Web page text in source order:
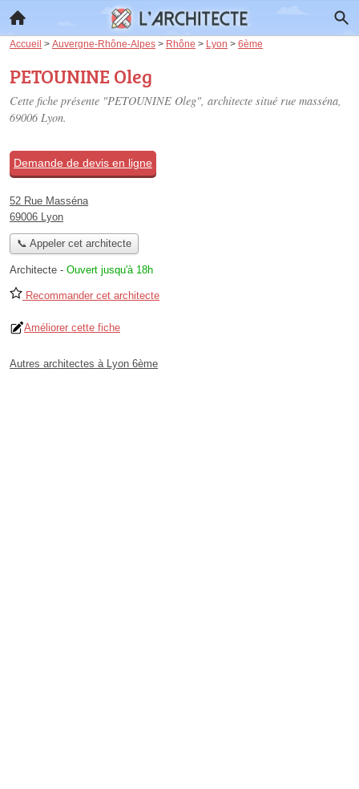
Accueil > Auvergne-Rhône-Alpes > Rhône > Lyon > 6ème
PETOUNINE Oleg
Cette fiche présente "PETOUNINE Oleg", architecte situé rue masséna,
69006 Lyon.
Demande de devis en ligne
52 Rue Masséna
69006 Lyon
📞 Appeler cet architecte
Architecte - Ouvert jusqu'à 18h
Recommander cet architecte
Améliorer cette fiche
Autres architectes à Lyon 6ème